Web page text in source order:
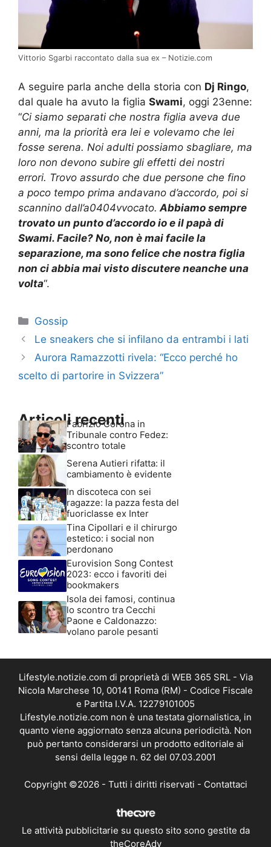
Vittorio Sgarbi raccontato dalla sua ex – Notizie.com
A seguire parla anche della storia con Dj Ringo,
dal quale ha avuto la figlia Swami, oggi 23enne:
“Ci siamo separati che nostra figlia aveva due
anni, ma la priorità era lei e volevamo che lei
fosse serena. Noi adulti possiamo sbagliare, ma
loro non devono subire gli effetti dei nostri
errori. Trovo assurdo che due persone che fino
a poco tempo prima andavano d’accordo, poi si
scannino dall’a0404vvocato. Abbiamo sempre
trovato un punto d’accordo io e il papà di
Swami. Facile? No, non è mai facile la
separazione, ma sono felice che nostra figlia
non ci abbia mai visto discutere neanche una
volta“.
Categorie
Gossip
Le sneakers che si infilano da entrambi i lati
Aurora Ramazzotti rivela: “Ecco perché ho
scelto di partorire in Svizzera”
Articoli recenti
Fabrizio Corona in
Tribunale contro Fedez:
scontro totale
Serena Autieri rifatta: il
cambiamento è evidente
In discoteca con sei
ragazze: la pazza festa del
fuoriclasse ex Inter
Tina Cipollari e il chirurgo
estetico: i social non
perdonano
Eurovision Song Contest
2023: ecco i favoriti dei
bookmakers
Isola dei famosi, continua
lo scontro tra Cecchi
Paone e Caldonazzo:
volano parole pesanti
Lifestyle.notizie.com di proprietà di WEB 365 SRL - Via
Nicola Marchese 10, 00141 Roma (RM) - Codice Fiscale
e Partita I.V.A. 12279101005
Lifestyle.notizie.com non è una testata giornalistica, in
quanto viene aggiornato senza alcuna periodicità. Non
può pertanto considerarsi un prodotto editoriale ai
sensi della legge n. 62 del 07.03.2001
Copyright ©2026 - Tutti i diritti riservati - Contattaci
Le attività pubblicitarie su questo sito sono gestite da
theCoreAdv